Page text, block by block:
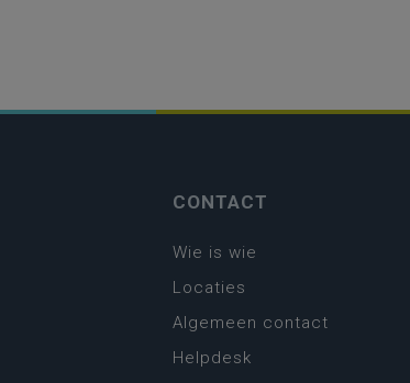
CONTACT
Wie is wie
Locaties
Algemeen contact
Helpdesk